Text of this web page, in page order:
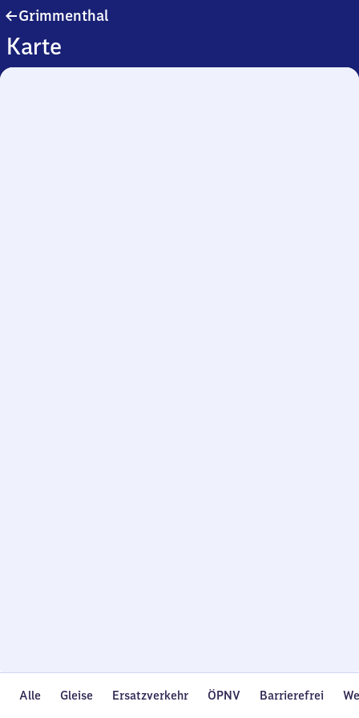
Grimmenthal
Karte
Alle Gleise Ersatzverkehr ÖPNV Barrierefrei